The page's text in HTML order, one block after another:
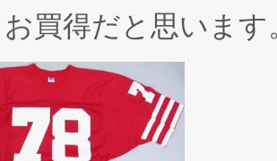
買得だと思います